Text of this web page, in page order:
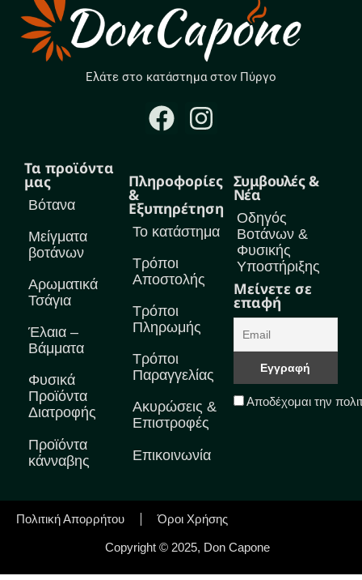
Ελάτε στο κατάστημα στον Πύργο
Τα προϊόντα
μας
Βότανα
Μείγματα
βοτάνων
Αρωματικά
Τσάγια
Έλαια –
Βάμματα
Φυσικά
Προϊόντα
Διατροφής
Προϊόντα
κάνναβης
Πληροφορίες
&
Εξυπηρέτηση
Το κατάστημα
Τρόποι
Αποστολής
Τρόποι
Πληρωμής
Τρόποι
Παραγγελίας
Ακυρώσεις &
Επιστροφές
Επικοινωνία
Συμβουλές &
Νέα
Οδηγός
Βοτάνων &
Φυσικής
Υποστήριξης
Μείνετε σε
επαφή
Αποδέχομαι την
Copyright © 2025, Don Capone
Πολιτική Απορρήτου Όροι Χρήσης